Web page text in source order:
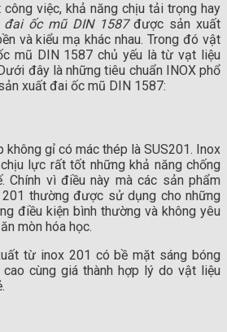
việc, khả năng chịu tải trọng hay
đai ốc mũ DIN 1587được sản xuất
và kiểu mạ khác nhau. Trong đó vật
mũ DIN 1587 chủ yếu là từ vạt liệu
đây là những tiêu chuẩn INOX phổ
xuất đai ốc mũ DIN 1587:
không gỉ có mác thép là SUS201. Inox
lực rất tốt những khả năng chống
Chính vì điều này mà các sản phẩm
thường được sử dụng cho những
điều kiện bình thường và không yêu
mòn hóa học.
từ inox 201 có bề mặt sáng bóng
cùng giá thành hợp lý do vật liệu